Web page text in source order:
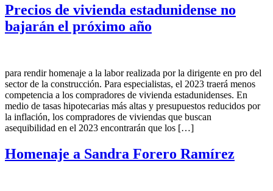
Precios de vivienda estadunidense no
bajarán el próximo año
para rendir homenaje a la labor realizada por la dirigente en pro del
sector de la construcción. Para especialistas, el 2023 traerá menos
competencia a los compradores de vivienda estadunidenses. En
medio de tasas hipotecarias más altas y presupuestos reducidos por
la inflación, los compradores de viviendas que buscan
asequibilidad en el 2023 encontrarán que los […]
Homenaje a Sandra Forero Ramírez